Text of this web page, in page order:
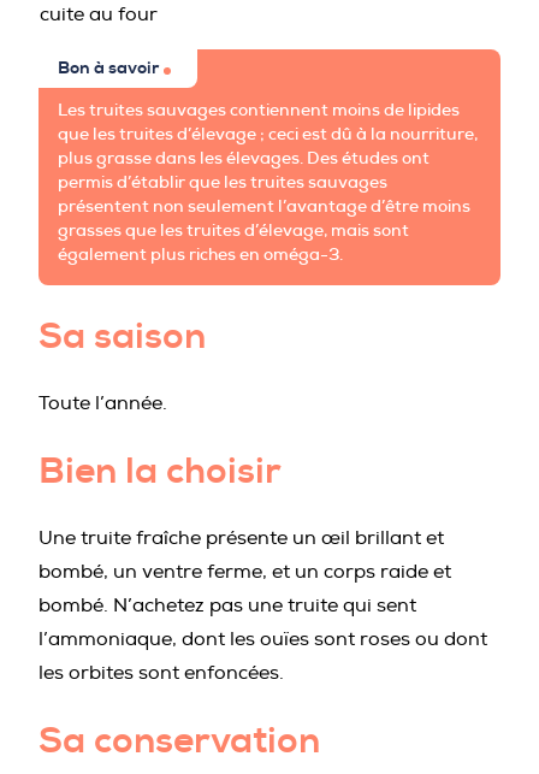
cuite au four
Bon à savoir
Les truites sauvages contiennent moins de lipides
que les truites d’élevage ; ceci est dû à la nourriture,
plus grasse dans les élevages. Des études ont
permis d’établir que les truites sauvages
présentent non seulement l’avantage d’être moins
grasses que les truites d’élevage, mais sont
également plus riches en oméga-3.
Sa saison
Toute l’année.
Bien la choisir
Une truite fraîche présente un œil brillant et
bombé, un ventre ferme, et un corps raide et
bombé. N’achetez pas une truite qui sent
l’ammoniaque, dont les ouïes sont roses ou dont
les orbites sont enfoncées.
Sa conservation